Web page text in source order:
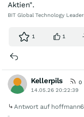
Aktien".
BIT Global Technology
1 1
Kellerpils
0
14.05.26 20:22:39
Antwort auf